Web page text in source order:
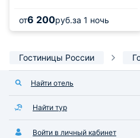
от6 200руб.за 1 ночь
Гостиницы России
Найти отель
Найти тур
Войти в личный кабинет